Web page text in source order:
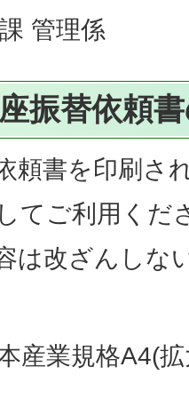
管理係
振替依頼
頼書を印刷さ
てご利用くだ
は改ざんしな
産業規格A4(